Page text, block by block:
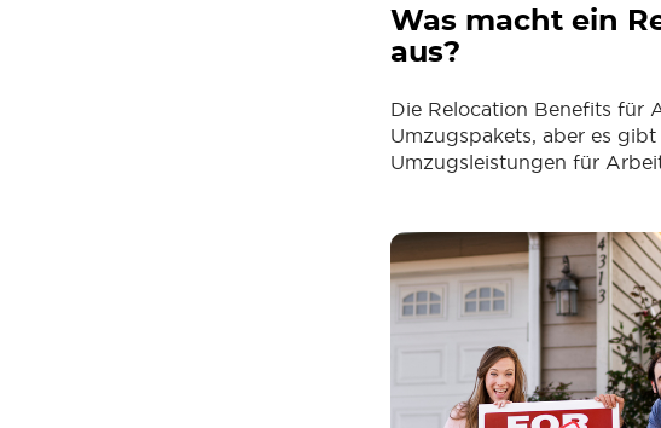
Was macht ein
aus?
Die Relocation Benefits für
Umzugspakets, aber es
Umzugsleistungen für